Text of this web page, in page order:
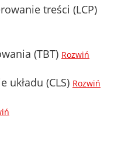
treści (LCP)
(TBT) Rozwiń
układu (CLS) Rozwiń